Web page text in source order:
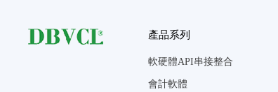
產品系列
軟硬體API串接整合
會計軟體